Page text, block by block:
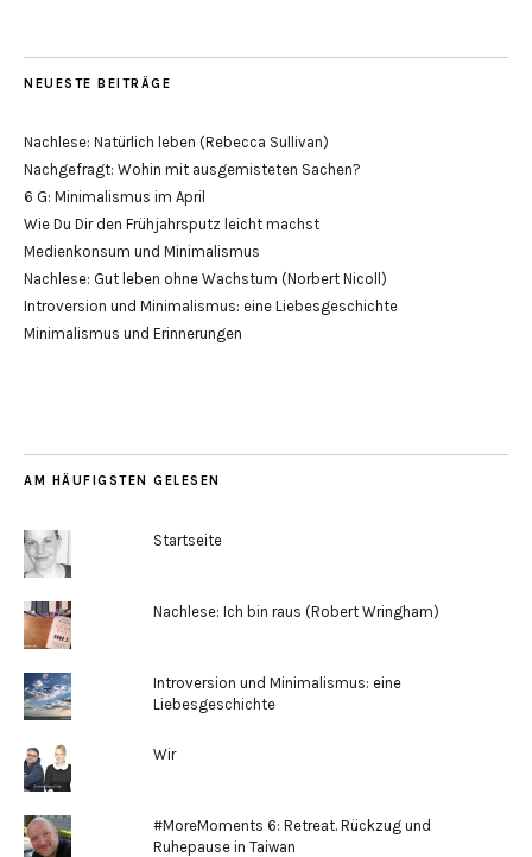
NEUESTE BEITRÄGE
Nachlese: Natürlich leben (Rebecca Sullivan)
Nachgefragt: Wohin mit ausgemisteten Sachen?
6 G: Minimalismus im April
Wie Du Dir den Frühjahrsputz leicht machst
Medienkonsum und Minimalismus
Nachlese: Gut leben ohne Wachstum (Norbert Nicoll)
Introversion und Minimalismus: eine Liebesgeschichte
Minimalismus und Erinnerungen
AM HÄUFIGSTEN GELESEN
Startseite
Nachlese: Ich bin raus (Robert Wringham)
Introversion und Minimalismus: eine
Liebesgeschichte
Wir
#MoreMoments 6: Retreat. Rückzug und
Ruhepause in Taiwan